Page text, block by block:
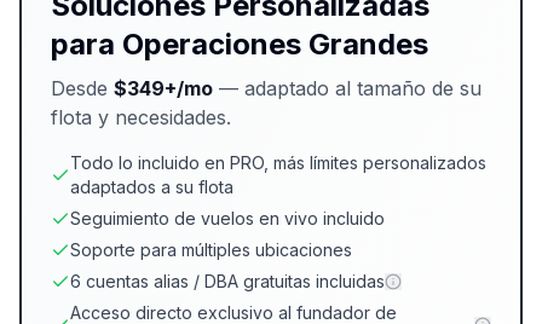
para Operaciones Grandes
Desde $349+/mo — adaptado al tamaño de su
flota y necesidades.
Todo lo incluido en PRO, más límites personalizados
adaptados a su flota
Seguimiento de vuelos en vivo incluido
Soporte para múltiples ubicaciones
6 cuentas alias / DBA gratuitas incluidas
Acceso directo exclusivo al fundador de